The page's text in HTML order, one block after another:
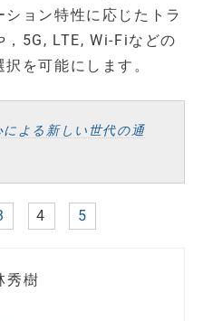
ョン特性に応じたトラ
5G, LTE, Wi-Fiなどの
を可能にします。
による新しい世代の通
4 5